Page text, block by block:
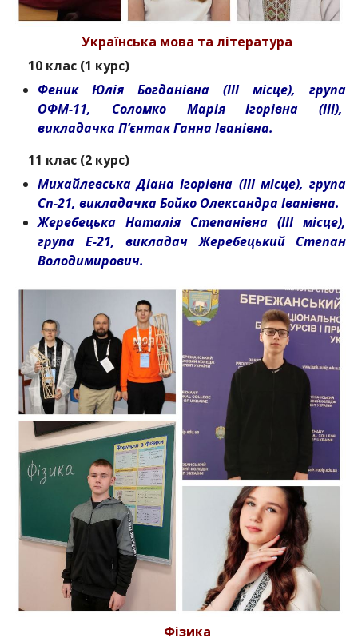
Українська мова та література
10 клас (1 курс)
Феник Юлія Богданівна (ІІІ місце), група
ОФМ-11, Соломко Марія Ігорівна (ІІІ),
викладачка П’єнтак Ганна Іванівна.
11 клас (2 курс)
Михайлевська Діана Ігорівна (ІІІ місце), група
Сп-21, викладачка Бойко Олександра Іванівна.
Жеребецька Наталія Степанівна (ІІІ місце),
група Е-21, викладач Жеребецький Степан
Володимирович.
Фізика